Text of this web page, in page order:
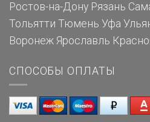
Ростов-на-Дону Рязань
Тольятти Тюмень Уфа
Воронеж Ярославль
СПОСОБЫ ОПЛАТЫ